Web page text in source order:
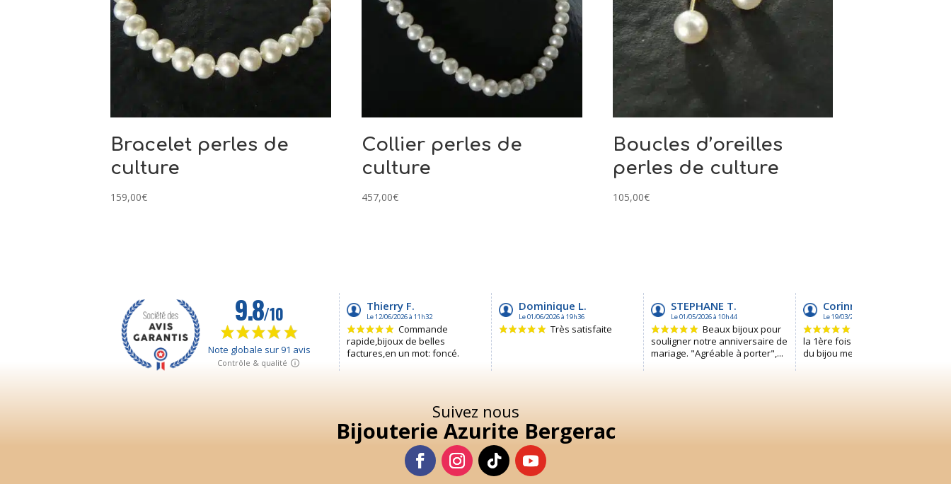
Bracelet perles de
culture
159,00€
Collier perles de
culture
457,00€
Boucles d’oreilles
perles de culture
105,00€
Suivez nous
Bijouterie Azurite Bergerac